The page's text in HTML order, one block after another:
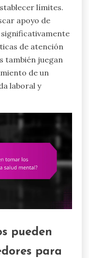
límites.
apoyo de
de atención
también juegan
de un
laboral y
pueden
para